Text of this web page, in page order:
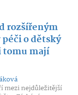
rozšířeným
o dětský
mají
mezi nejdůležitější